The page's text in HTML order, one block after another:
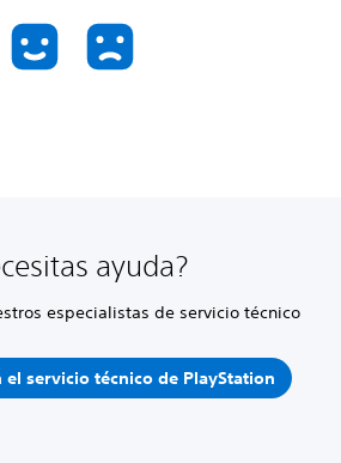
ayuda?
especialistas de servicio técnico
el servicio técnico de PlayStation